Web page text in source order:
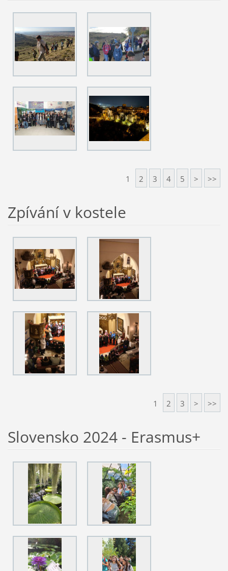
1 2 3 4 5 > >>
Zpívání v kostele
1 2 3 > >>
Slovensko 2024 - Erasmus+